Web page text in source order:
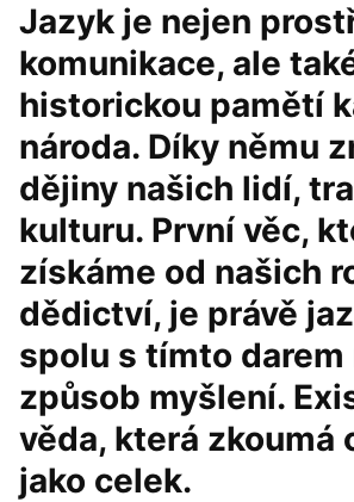
Jazyk je nejen
komunikace, ale
historickou pamětí
národa. Díky němu
dějiny našich lidí,
kulturu. První věc,
získáme od našich
dědictví, je právě
spolu s tímto darem
způsob myšlení.
věda, která zkoumá
jako celek.